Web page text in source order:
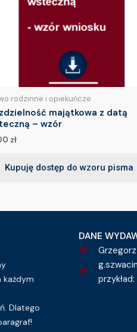
rodzinne i opiekuńcze
majątkowa z datą
– wzór
zł
Kupuję dostęp do wzoru pisma
każdym
Dlatego
DANE